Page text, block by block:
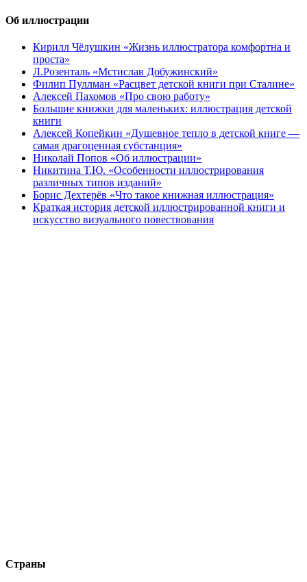
Об иллюстрации
Кирилл Чёлушкин «Жизнь иллюстратора комфортна и
проста»
Л.Розенталь «Мстислав Добужинский»
Филип Пуллман «Расцвет детской книги при Сталине»
Алексей Пахомов «Про свою работу»
Большие книжки для маленьких: иллюстрация детской
книги
Алексей Копейкин «Душевное тепло в детской книге —
самая драгоценная субстанция»
Николай Попов «Об иллюстрации»
Никитина Т.Ю. «Особенности иллюстрирования
различных типов изданий»
Борис Дехтерёв «Что такое книжная иллюстрация»
Краткая история детской иллюстрированной книги и
искусство визуального повествования
Страны